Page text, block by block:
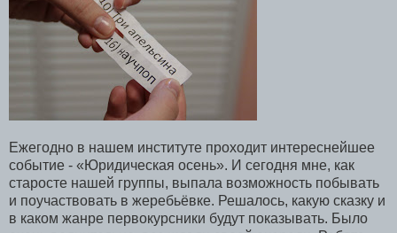
Ежегодно в нашем институте проходит интереснейшее
событие - «Юридическая осень». И сегодня мне, как
старосте нашей группы, выпала возможность побывать
и поучаствовать в жеребьёвке. Решалось, какую сказку и
в каком жанре первокурсники будут показывать. Было